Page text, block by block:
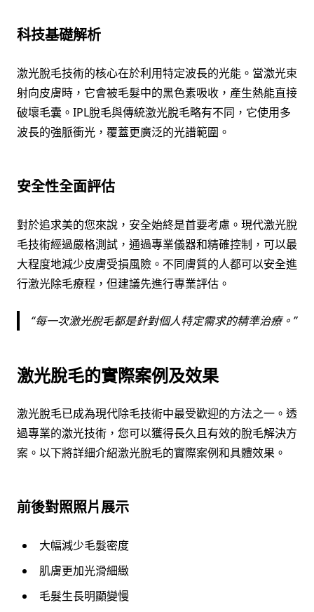
科技基礎解析
激光脫毛技術的核心在於利用特定波長的光能。當激光束
射向皮膚時，它會被毛髮中的黑色素吸收，產生熱能直接
破壞毛囊。IPL脫毛與傳統激光脫毛略有不同，它使用多
波長的強脈衝光，覆蓋更廣泛的光譜範圍。
安全性全面評估
對於追求美的您來說，安全始終是首要考慮。現代激光脫
毛技術經過嚴格測試，通過專業儀器和精確控制，可以最
大程度地減少皮膚受損風險。不同膚質的人都可以安全進
行激光除毛療程，但建議先進行專業評估。
每一次激光脫毛都是針對個人特定需求的精準治療。
激光脫毛的實際案例及效果
激光脫毛已成為現代除毛技術中最受歡迎的方法之一。透
過專業的激光技術，您可以獲得長久且有效的脫毛解決方
案。以下將詳細介紹激光脫毛的實際案例和具體效果。
前後對照照片展示
大幅減少毛髮密度
肌膚更加光滑細緻
毛髮生長明顯變慢